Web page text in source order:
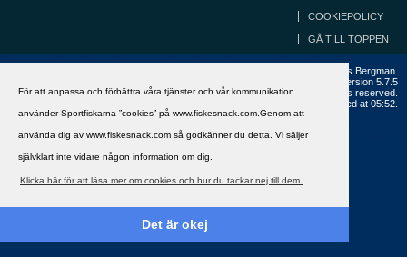
För att anpassa och förbättra våra tjänster och vår kommunikation
använder Sportfiskarna ”cookies” på www.fiskesnack.com.Genom att
använda dig av www.fiskesnack.com så godkänner du detta. Vi säljer
självklart inte vidare någon information om dig.
Klicka här för att läsa mer om cookies och hur du tackar nej till dem.
Det är okej
COOKIEPOLICY
GÅ TILL TOPPEN
Copyright ©2002 - 2021, FiskeSnack.com. Grundad 2002 av Anders Bergman.
Version 5.7.5
Copyright © 2026 MH Sub I, LLC dba vBulletin. All rights reserved.
All times are GMT+1. This page was generated at 05:52.